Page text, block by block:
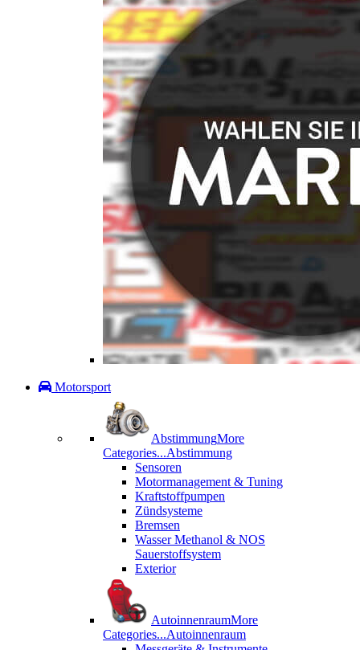
Motorsport
AbstimmungMore
Categories...Abstimmung
Sensoren
Motormanagement & Tuning
Kraftstoffpumpen
Zündsysteme
Bremsen
Wasser Methanol & NOS
Sauerstoffsystem
Exterior
AutoinnenraumMore
Categories...Autoinnenraum